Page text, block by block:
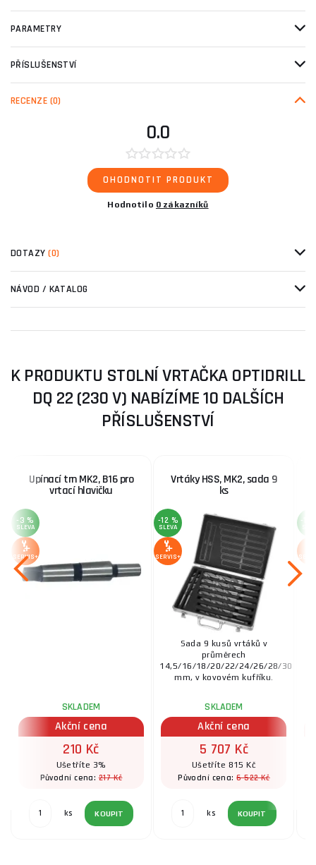
PARAMETRY
PŘÍSLUŠENSTVÍ
RECENZE (0)
0.0
OHODNOTIT PRODUKT
Hodnotilo 0 zákazníků
DOTAZY(0)
NÁVOD / KATALOG
K PRODUKTU STOLNÍ VRTAČKA OPTIDRILL
DQ 22 (230 V) NABÍZÍME 10 DALŠÍCH
PŘÍSLUŠENSTVÍ
Upínací trn MK2, B16 pro
vrtací hlavičku
-3 %
SLEVA
SERVIS+
SKLADEM
Akční cena
210 Kč
Ušetříte 3%
Původní cena:217 Kč
ks KOUPIT
Vrtáky HSS, MK2, sada 9
ks
-12 %
SLEVA
SERVIS+
Sada 9 kusů vrtáků v
průměrech
14,5/16/18/20/22/24/26/28/30
mm, v kovovém kufříku.
SKLADEM
Akční cena
5 707 Kč
Ušetříte 815 Kč
Původní cena:6 522 Kč
ks KOUPIT
-13